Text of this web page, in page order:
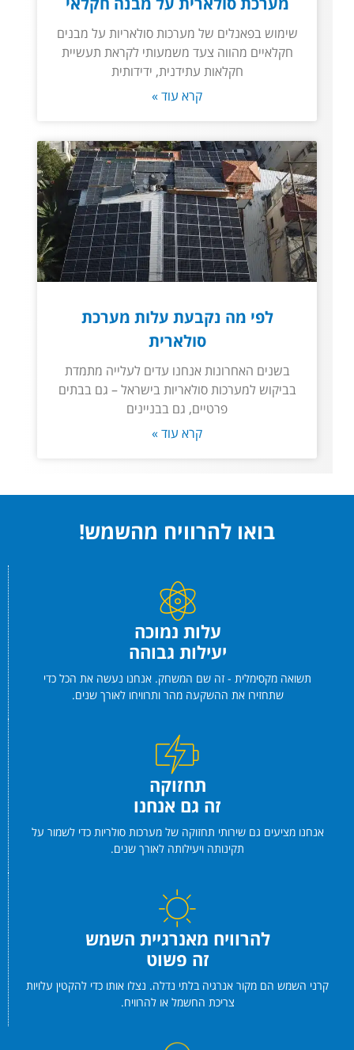
שימוש בפאנלים של מערכות סולאריות על מבנים
חקלאיים מהווה צעד משמעותי לקראת תעשיית
חקלאות עתידנית, ידידותית
קרא עוד »
לפי מה נקבעת עלות מערכת
סולארית
בשנים האחרונות אנחנו עדים לעלייה מתמדת
בביקוש למערכות סולאריות בישראל – גם בבתים
פרטיים, גם בבניינים
קרא עוד »
בואו להרוויח מהשמש!
עלות נמוכה
יעילות גבוהה
תשואה מקסימלית - זה שם המשחק. אנחנו נעשה את הכל כדי
שתחזירו את ההשקעה מהר ותרוויחו לאורך שנים.
תחזוקה
זה גם אנחנו
אנחנו מציעים גם שירותי תחזוקה של מערכות סולריות כדי לשמור על
תקינותה ויעילותה לאורך שנים.
להרוויח מאנרגיית השמש
זה פשוט
קרני השמש הם מקור אנרגיה בלתי נדלה. נצלו אותו כדי להקטין עלויות
צריכת החשמל או להרוויח.